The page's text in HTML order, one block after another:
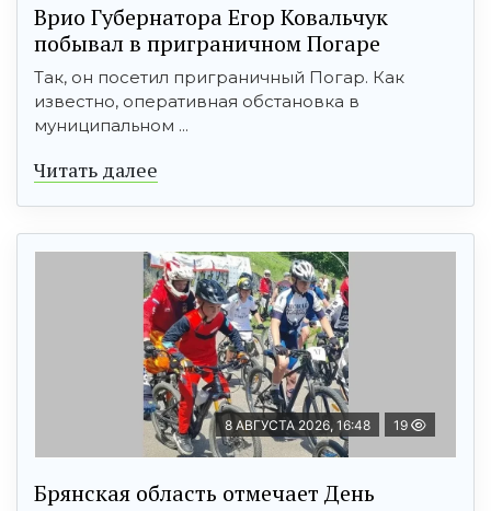
Врио Губернатора Егор Ковальчук
побывал в приграничном Погаре
Так, он посетил приграничный Погар. Как
известно, оперативная обстановка в
муниципальном ...
Читать далее
8 АВГУСТА 2026, 16:48 19
Брянская область отмечает День